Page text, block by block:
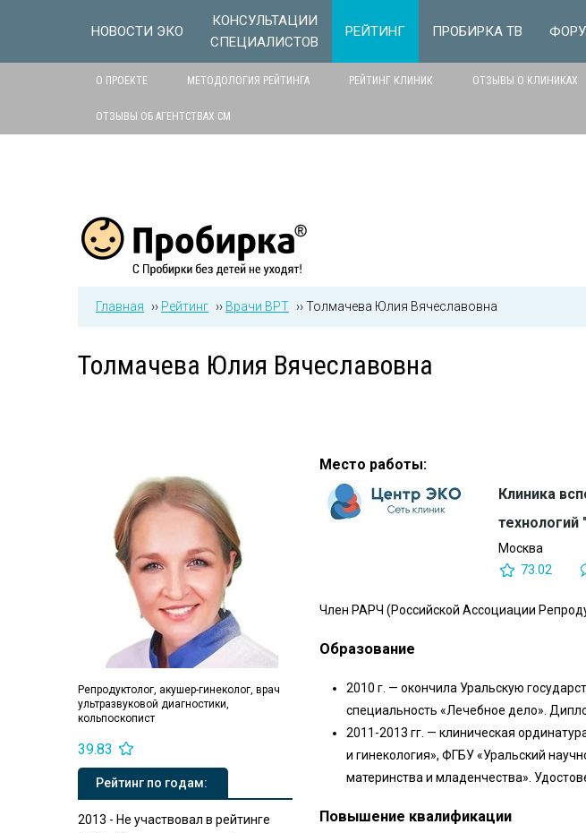
НОВОСТИ ЭКО
КОНСУЛЬТАЦИИ
СПЕЦИАЛИСТОВ
РЕЙТИНГ ПРОБИРКА ТВ
О ПРОЕКТЕ МЕТОДОЛОГИЯ РЕЙТИНГА РЕЙТИНГ КЛИНИК ОТЗЫВЫ О КЛИНИКАХ
ОТЗЫВЫ ОБ АГЕНТСТВАХ СМ
Главная ›› Рейтинг ›› Врачи ВРТ ››Толмачева Юлия Вячеславовна
Толмачева Юлия Вячеславовна
Репродуктолог, акушер-гинеколог, врач
ультразвуковой диагностики,
кольпоскопист
39.83
Рейтинг по годам:
2013 - Не участвовал в рейтинге
Место работы:
Клиника
Москва
73.02
Член РАРЧ (Российской Ассоциации
Образование
2010 г. — окончила Уральскую
специальность «Лечебное дело».
2011-2013 гг. — клиническая
и гинекология», ФГБУ «Уральский
материнства и младенчества».
Повышение квалификации